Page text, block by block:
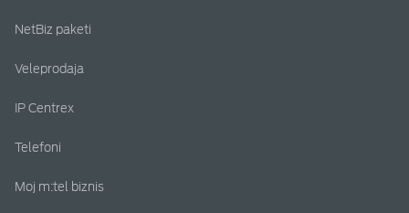
NetBiz paketi
Veleprodaja
IP Centrex
Telefoni
Moj m:tel biznis